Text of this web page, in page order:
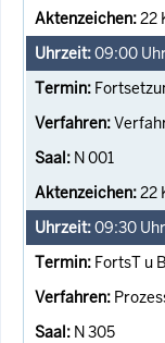
22
09:00
N 001
22
09:30 Uhr
FortsT u
N 305